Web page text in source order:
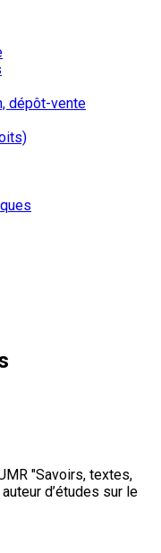
dépôt-vente
"Savoirs, textes,
d’études sur le